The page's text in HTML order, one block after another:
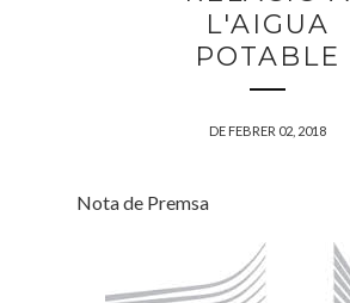
L'AIGUA
POTABLE
DE FEBRER 02, 2018
Nota de Premsa